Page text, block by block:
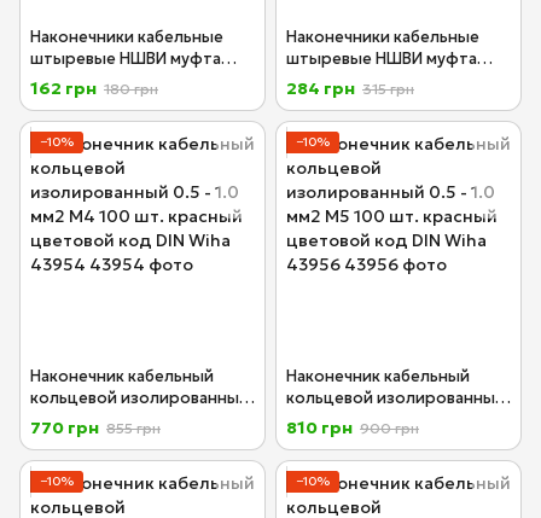
Наконечники кабельные
штыревые НШВИ муфта
оконцевания жил 2.50 мм2
100 шт. синий цвет код
(DE)&DIN Wiha 43927
162 грн 180 грн
Наконечники кабельные
штыревые НШВИ муфта
оконцевания жил 4.00 мм2
100 шт. серый цветкод 2
(DE)&DIN Wiha 43928
284 грн 315 грн
−10%
Наконечник кабельный
кольцевой изолированный
0.5 - 1.0 мм2 М4 100 шт.
красный цветовой код DIN
Wiha 43954
770 грн 855 грн
−10%
Наконечник кабельный
кольцевой изолированный
0.5 - 1.0 мм2 М5 100 шт.
красный цветовой код DIN
Wiha 43956
810 грн 900 грн
−10% −10%